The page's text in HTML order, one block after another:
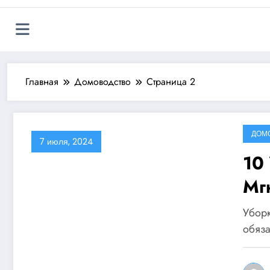
Главная Домоводство Страница 2
7 июля, 2024